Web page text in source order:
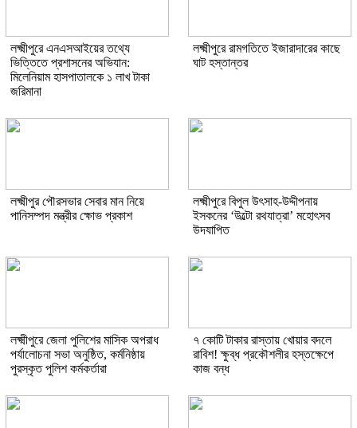
লক্ষ্মীপুরে এনএসআইয়ের তথ্যে
ভিত্তিতে প্রশাসনের অভিযান:
মিলেনিয়াম হাসপাতালকে ১ লাখ টাকা
জরিমানা
লক্ষ্মীপুরে রামগতিতে ইজারাদারের কাছে
ঘাট হস্তান্তর
লক্ষ্মীপুর পৌরসভার সেবার মান নিয়ে
পানিসম্পদ মন্ত্রীর ক্ষোভ প্রকাশ
লক্ষ্মীপুরে বিপুল উৎসাহ-উদ্দীপনায়
ইসকনের ‘উল্টো রথযাত্রা’ মহোৎসব
উদযাপিত
লক্ষ্মীপুরে জেলা পুলিশের মাসিক অপরাধ
পর্যালোচনা সভা অনুষ্ঠিত, কর্মনিষ্ঠায়
পুরস্কৃত পুলিশ কর্মকর্তারা
৭ কোটি টাকার রাস্তায় খোয়ার বদলে
রাবিশ! ক্ষুব্ধ প্রকৌশলীর হস্তক্ষেপে
কাজ বন্ধ